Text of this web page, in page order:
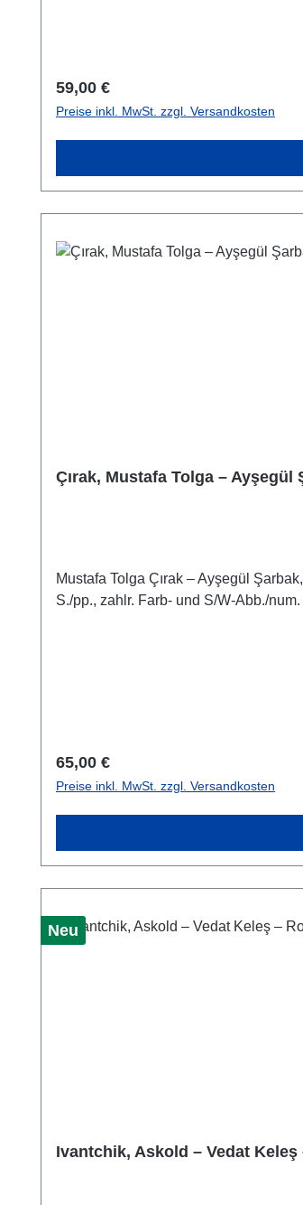
Regulärer Preis:
59,00 €
Preise inkl. MwSt. zzgl. Versandkosten
Çırak, Mustafa Tolga –
Mustafa Tolga Çırak – Ayşegül
S./pp., zahlr. Farb- und S/W-Abb./
Regulärer Preis:
65,00 €
Preise inkl. MwSt. zzgl. Versandkosten
Neu
Ivantchik, Askold – Vedat